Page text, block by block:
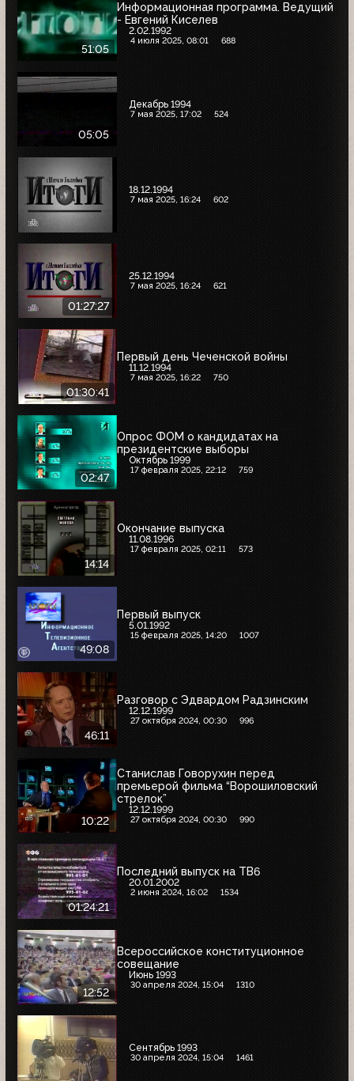
51:05
Информационная программа. Ведущий
- Евгений Киселев
2.02.1992
4 июля 2025, 08:01 688
05:05
Декабрь 1994
7 мая 2025, 17:02 524
18.12.1994
7 мая 2025, 16:24 602
01:27:27
25.12.1994
7 мая 2025, 16:24 621
01:30:41
Первый день Чеченской войны
11.12.1994
7 мая 2025, 16:22 750
02:47
Опрос ФОМ о кандидатах на
президентские выборы
Октябрь 1999
17 февраля 2025, 22:12 759
14:14
Окончание выпуска
11.08.1996
17 февраля 2025, 02:11 573
49:08
Первый выпуск
5.01.1992
15 февраля 2025, 14:20 1007
46:11
Разговор с Эдвардом Радзинским
12.12.1999
27 октября 2024, 00:30 996
10:22
Станислав Говорухин перед
премьерой фильма “Ворошиловский
стрелок”
12.12.1999
27 октября 2024, 00:30 990
01:24:21
Последний выпуск на ТВ6
20.01.2002
2 июня 2024, 16:02 1534
12:52
Всероссийское конституционное
совещание
Июнь 1993
30 апреля 2024, 15:04 1310
Сентябрь 1993
30 апреля 2024, 15:04 1461